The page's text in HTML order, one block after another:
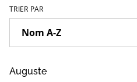
TRIER PAR
Auguste